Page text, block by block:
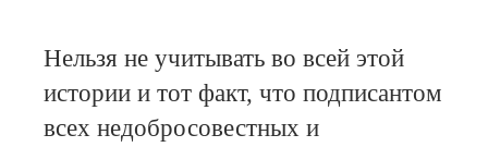
Нельзя не учитывать во всей этой
истории и тот факт, что подписантом
всех недобросовестных и